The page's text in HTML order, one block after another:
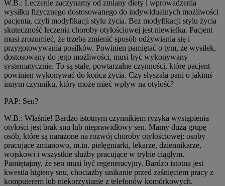
W.B.: Leczenie zaczynamy od zmiany diety i wprowadzenia
wysiłku fizycznego dostosowanego do indywidualnych możliwości
pacjenta, czyli modyfikacji stylu życia. Bez modyfikacji stylu życia
skuteczność leczenia choroby otyłościowej jest niewielka. Pacjent
musi zrozumieć, że trzeba zmienić sposób odżywiania się i
przygotowywania posiłków. Powinien pamiętać o tym, że wysiłek,
dostosowany do jego możliwości, musi być wykonywany
systematycznie. To są stałe, powtarzalne czynności, które pacjent
powinien wykonywać do końca życia. Czy słyszała pani o jakimś
innym czynniku, który może mieć wpływ na otyłość?
PAP: Sen?
W.B.: Właśnie! Bardzo istotnym czynnikiem ryzyka wystąpienia
otyłości jest brak snu lub nieprawidłowy sen. Mamy dużą grupę
osób, które są narażone na rozwój choroby otyłościowej: osoby
pracujące zmianowo, m.in. pielęgniarki, lekarze, dziennikarze,
wojskowi i wszystkie służby pracujące w trybie ciągłym.
Pamiętajmy, że sen musi być regeneracyjny. Bardzo istotna jest
kwestia higieny snu, chociażby unikanie przed zaśnięciem pracy z
komputerem lub niekorzystanie z telefonów komórkowych.